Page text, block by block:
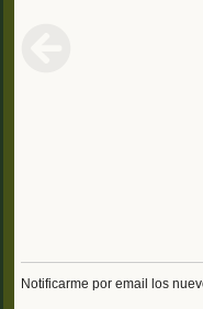
Notificarme por email los